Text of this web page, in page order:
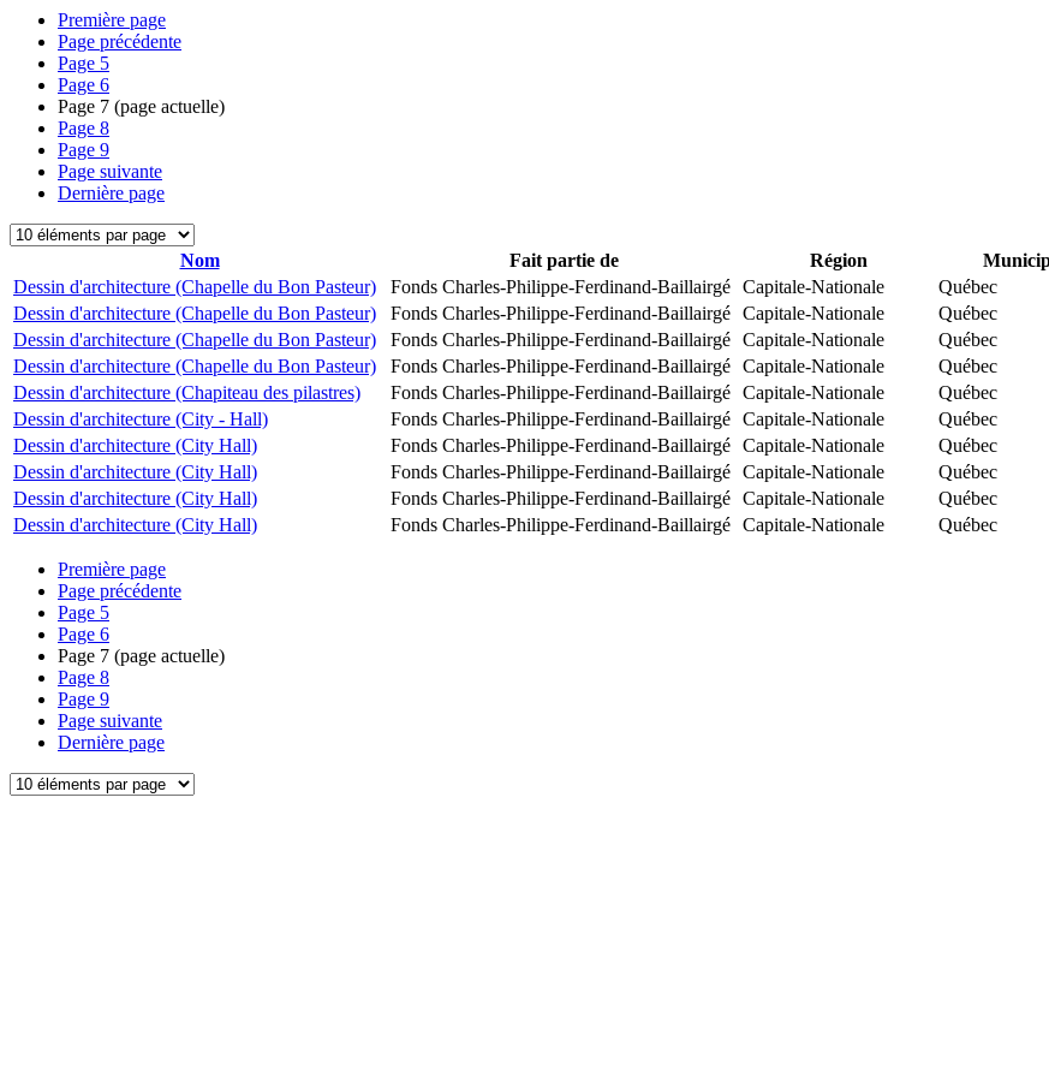
Première page
Page précédente
Page 5
Page 6
Page 7 (page actuelle)
Page 8
Page 9
Page suivante
Dernière page
Nom Fait partie de Région
Dessin d'architecture (Chapelle du Bon Pasteur)
Fonds Charles-Philippe-Ferdinand-Baillairgé Capitale-Nationale
Québec
Dessin d'architecture (Chapelle du Bon Pasteur)
Fonds Charles-Philippe-Ferdinand-Baillairgé Capitale-Nationale
Québec
Dessin d'architecture (Chapelle du Bon Pasteur)
Fonds Charles-Philippe-Ferdinand-Baillairgé Capitale-Nationale
Québec
Dessin d'architecture (Chapelle du Bon Pasteur)
Fonds Charles-Philippe-Ferdinand-Baillairgé Capitale-Nationale
Québec
Dessin d'architecture (Chapiteau des pilastres)
Fonds Charles-Philippe-Ferdinand-Baillairgé Capitale-Nationale
Québec
Dessin d'architecture (City - Hall)
Fonds Charles-Philippe-Ferdinand-Baillairgé Capitale-Nationale
Québec
Dessin d'architecture (City Hall)
Fonds Charles-Philippe-Ferdinand-Baillairgé Capitale-Nationale
Québec
Dessin d'architecture (City Hall)
Fonds Charles-Philippe-Ferdinand-Baillairgé Capitale-Nationale
Québec
Dessin d'architecture (City Hall)
Fonds Charles-Philippe-Ferdinand-Baillairgé Capitale-Nationale
Québec
Dessin d'architecture (City Hall)
Fonds Charles-Philippe-Ferdinand-Baillairgé Capitale-Nationale Québec
Première page
Page précédente
Page 5
Page 6
Page 7 (page actuelle)
Page 8
Page 9
Page suivante
Dernière page